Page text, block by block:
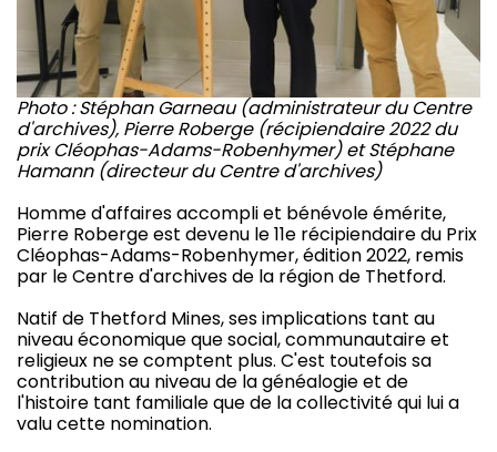
Photo : Stéphan Garneau (administrateur du Centre
d'archives), Pierre Roberge (récipiendaire 2022 du
prix Cléophas-Adams-Robenhymer) et Stéphane
Hamann (directeur du Centre d'archives)
Homme d'affaires accompli et bénévole émérite,
Pierre Roberge est devenu le 11e récipiendaire du Prix
Cléophas-Adams-Robenhymer, édition 2022, remis
par le Centre d'archives de la région de Thetford.
Natif de Thetford Mines, ses implications tant au
niveau économique que social, communautaire et
religieux ne se comptent plus. C'est toutefois sa
contribution au niveau de la généalogie et de
l'histoire tant familiale que de la collectivité qui lui a
valu cette nomination.